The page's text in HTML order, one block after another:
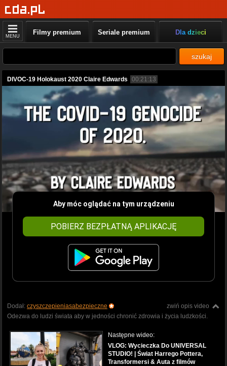
MENU Filmy premium Seriale premium Dla dzieci
szukaj
DIVOC-19 Holokaust 2020 Claire Edwards 00:21:13
Aby móc oglądać na tym urządzeniu
POBIERZ BEZPŁATNĄ APLIKACJĘ
zwiń opis video
Dodał: czyszczepieniasabezpieczne
Odezwa do ludzi świata aby w jedności chronić zdrowia i życia ludzkości.
Następne wideo:
VLOG: Wycieczka Do UNIVERSAL
STUDIO! | Świat Harrego Pottera,
Transformersi & Auta z filmów